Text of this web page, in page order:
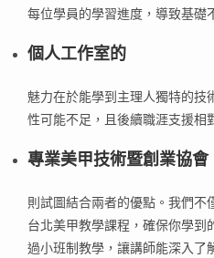
每位學員的學習進度，導致基礎
個人工作室的
魅力在於能學到主理人獨特的技
性可能不足，且後續職涯支援相
專業美甲技術暨創業協會
則試圖結合兩者的優點。我們不
台北美甲教學課程，確保你學到
過小班制教學，讓講師能深入了